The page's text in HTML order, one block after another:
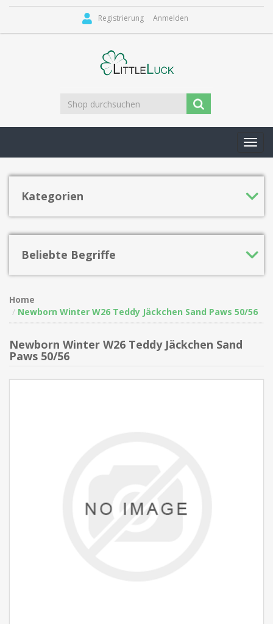
Registrierung Anmelden
Kategorien
Beliebte Begriffe
Home
Newborn Winter W26 Teddy Jäckchen Sand Paws 50/56
Newborn Winter W26 Teddy Jäckchen Sand
Paws 50/56